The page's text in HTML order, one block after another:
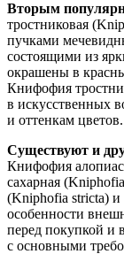
Вторым
тростниковая
пучками
состоящими из
окрашены в
Книфофия
в искусственных
и оттенкам цветов.
Существуют и
Книфофия
сахарная
(Kniphofia stricta)
особенности
перед покупкой и
с основными